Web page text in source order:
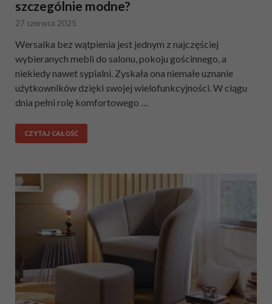
szczególnie modne?
27 czerwca 2025
Wersalka bez wątpienia jest jednym z najczęściej
wybieranych mebli do salonu, pokoju gościnnego, a
niekiedy nawet sypialni. Zyskała ona niemałe uznanie
użytkowników dzięki swojej wielofunkcyjności. W ciągu
dnia pełni rolę komfortowego …
CZYTAJ CAŁOŚĆ